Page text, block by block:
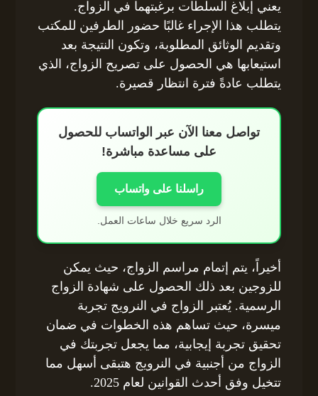
يعني إبلاغ السلطات برغبتهما في الزواج.
يتطلب هذا الإجراء غالبًا حضور الطرفين للمكتب
وتقديم الوثائق المطلوبة، وتكون النتيجة بعد
استيعابها هي الحصول على تصريح الزواج، الذي
يتطلب عادةً فترة انتظار قصيرة.
تواصل معنا الآن عبر الواتساب للحصول
على مساعدة مباشرة!
راسلنا على واتساب
الرد سريع خلال ساعات العمل.
أخيراً، يتم إتمام مراسم الزواج، حيث يمكن
للزوجين بعد ذلك الحصول على شهادة الزواج
الرسمية. يُعتبر الزواج في النرويج تجربة
ميسرة، حيث تساهم هذه الخطوات في ضمان
تحقيق تجربة إيجابية، مما يجعل تجربتك في
الزواج من أجنبية في النرويج هتبقى أسهل مما
تتخيل وفق أحدث القوانين لعام 2025.